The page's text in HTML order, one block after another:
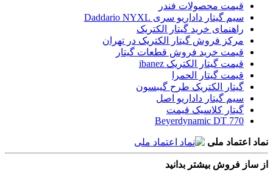
قیمت محصولات فندر
سیم گیتار داداریو سری Daddario NYXL
راهنمای خرید گیتار الکتریک
مرکز فروش گیتار الکتریک در تهران
قیمت خرید فروش قطعات گیتار
قیمت گیتار الکتریک ibanez
قیمت گیتار الحمرا
گیتار الکتریک طرح گیبسون
سیم گیتار داداریو اصل
گیتار کلاسیک قیمت
Beyerdynamic DT 770
نماد اعتماد ملی
از ساز فروش بیشتر بدانید